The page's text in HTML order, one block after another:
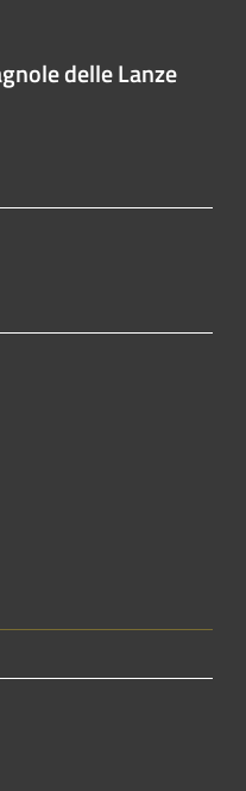
delle Lanze